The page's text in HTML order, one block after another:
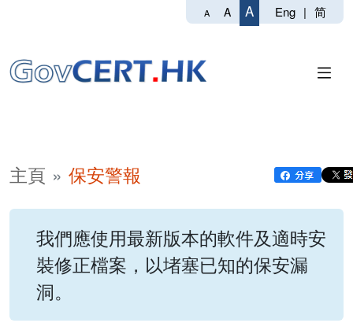
A A A Eng | 简
主頁 保安警報
我們應使用最新版本的軟件及適時安
裝修正檔案，以堵塞已知的保安漏
洞。